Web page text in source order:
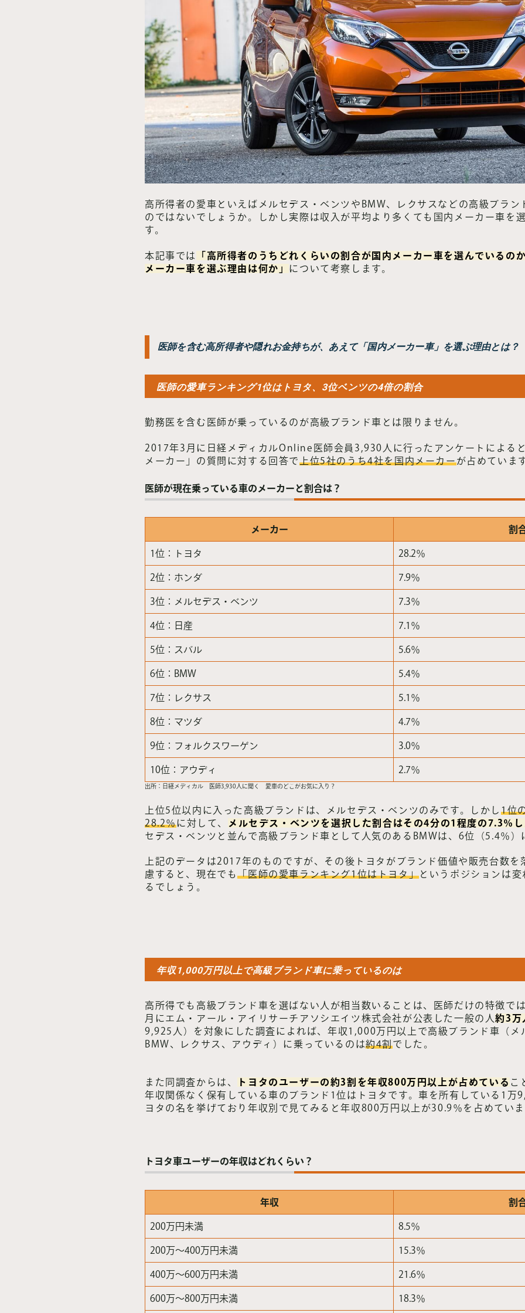
高所得者の愛車といえばメルセデス・ベンツやBMW、レクサスなどの高級ブラン
のではないでしょうか。しかし実際は収入が平均より多くても国内メーカー車を
す。
本記事では
「高所得者のうちどれくらいの割合が国内メーカー車を選んでいるの
メーカー車を選ぶ理由は何か」 について考察します。
医師を含む高所得者や隠れお金持ちが、あえて「国内メーカー車」を選ぶ理由とは？
医師の愛車ランキング1位はトヨタ、3位ベンツの4倍の割合
勤務医を含む医師が乗っているのが高級ブランド車とは限りません。
2017年3月に日経メディカルOnline医師会員3,930人に行ったアンケートによる
メーカー」の質問に対する回答で上位5社のうち4社を国内メーカーが占めていま
医師が現在乗っている車のメーカーと割合は？
メーカー 割
1位：トヨタ 28.2％
2位：ホンダ 7.9％
3位：メルセデス・ベンツ 7.3％
4位：日産 7.1％
5位：スバル 5.6％
6位：BMW 5.4％
7位：レクサス 5.1％
8位：マツダ 4.7％
9位：フォルクスワーゲン 3.0％
10位：アウディ 2.7％
出所：日経メディカル 医師3,930人に聞く 愛車のどこがお気に入り？
上位5位以内に入った高級ブランドは、メルセデス・ベンツのみです。しかし1位
28.2％に対して、
メルセデス・ベンツを選択した割合はその4分の1程度の7.3％
セデス・ベンツと並んで高級ブランド車として人気のあるBMWは、6位（5.4％）
上記のデータは2017年のものですが、その後トヨタがブランド価値や販売台数を
慮すると、現在でも「医師の愛車ランキング1位はトヨタ」というポジションは
るでしょう。
年収1,000万円以上で高級ブランド車に乗っているのは
高所得でも高級ブランド車を選ばない人が相当数いることは、医師だけの特徴で
月にエム・アール・アイリサーチアソシエイツ株式会社が公表した一般の人約3万
9,925人）を対象にした調査によれば、年収1,000万円以上で高級ブランド車（メ
BMW、レクサス、アウディ）に乗っているのは約4割でした。
また同調査からは、 トヨタのユーザーの約3割を年収800万円以上が占めている こ
年収関係なく保有している車のブランド1位はトヨタです。車を所有している1万
ヨタの名を挙げており年収別で見てみると年収800万円以上が30.9％を占めてい
トヨタ車ユーザーの年収はどれくらい？
年収 割
200万円未満 8.5％
200万～400万円未満 15.3％
400万～600万円未満 21.6％
600万～800万円未満 18.3％